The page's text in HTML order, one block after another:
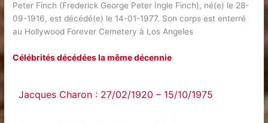
Peter Finch (Frederick George Peter Ingle Finch), né(e) le 28-
09-1916, est décédé(e) le 14-01-1977. Son corps est enterré
au Hollywood Forever Cemetery à Los Angeles
Célébrités décédées la même décennie
Jacques Charon : 27/02/1920 – 15/10/1975